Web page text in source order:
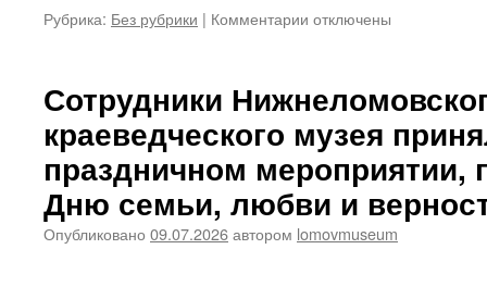
Рубрика: Без рубрики | Комментарии к
музей
посетила
группа
воспитанников
туристско-
спортивного
центра
отключены
Сотрудники
краеведческого музея
праздничном мероприятии,
Дню семьи, любви и
Опубликовано 09.07.2026автором lomovmuseum